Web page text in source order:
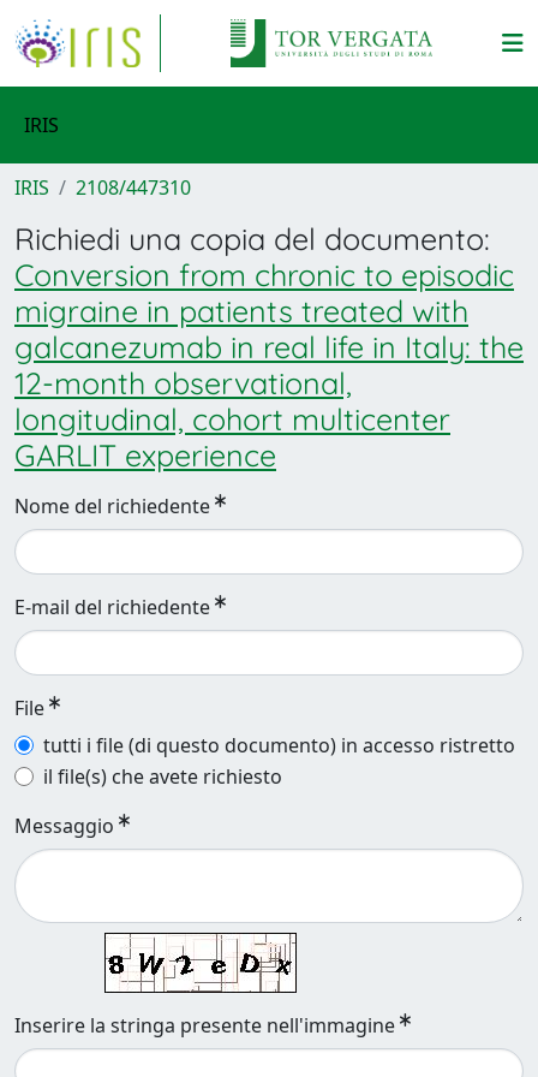
IRIS
IRIS 2108/447310
Richiedi una copia del documento:
Conversion from chronic to episodic
migraine in patients treated with
galcanezumab in real life in Italy: the
12-month observational,
longitudinal, cohort multicenter
GARLIT experience
Nome del richiedente
E-mail del richiedente
File
tutti i file (di questo documento) in accesso ristretto
il file(s) che avete richiesto
Messaggio
Inserire la stringa presente nell'immagine